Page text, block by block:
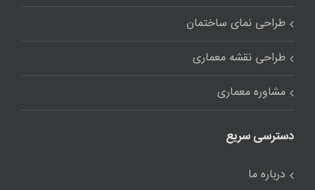
طراحی نمای ساختمان
طراحی نقشه معماری
مشاوره معماری
دسترسی سریع
درباره ما